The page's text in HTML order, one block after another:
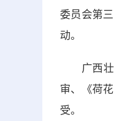
委员会第
动。
广西壮族
审、《荷
受。